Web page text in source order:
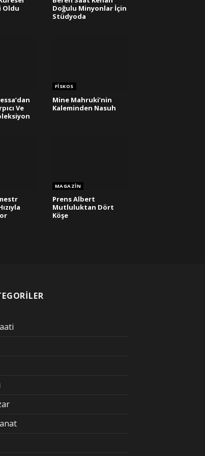
Oldu
Doğulu Minyonlar İçin
Stüdyoda
Ve
FISKOS
Mine Mahruki’nin
Kaleminden Nasuh
MAGAZIN
Prens Albert
Mutluluktan Dört
Köşe